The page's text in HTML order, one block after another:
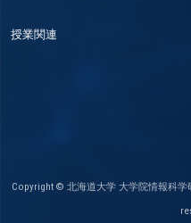
授業関連
Copyright © 北海道大学 大学院情報科